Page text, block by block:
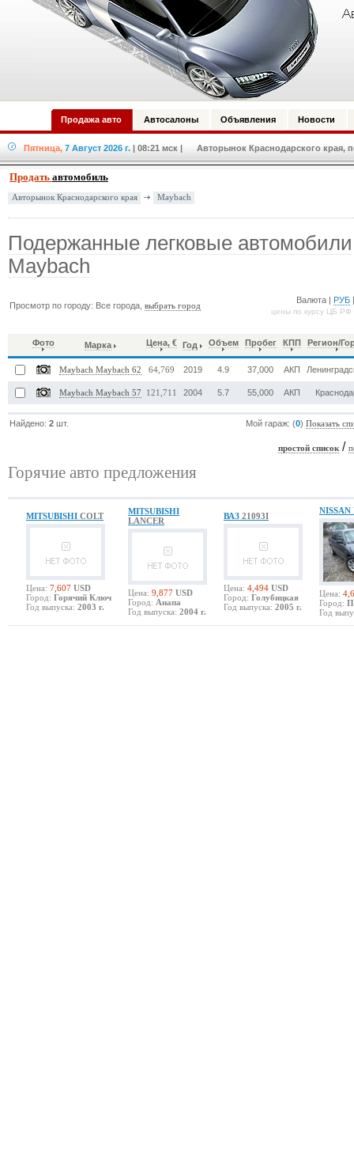
Продажа авто Автосалоны Объявления Новости
Пятница, 7 Август 2026 г. | 08:21 мск | Авторынок Краснодарского края,
Продать автомобиль
Авторынок Краснодарского края Maybach
Подержанные легковые автомобили
Maybach
Просмотр по городу: Все города,выбрать город
Валюта | РУБ
цены по курсу ЦБ РФ
Фото Марка Цена, € Год Объем Пробег КПП Регион/
Maybach Maybach 62 64,769 2019 4.9 37,000 АКП
Maybach Maybach 57 121,711 2004 5.7 55,000 АКП
Найдено:2 шт. Мой гараж: (0)Показать
простой список/
Горячие авто предложения
MITSUBISHI COLT
Цена: 7,607 USD
Город: Горячий Ключ
Год выпуска: 2003 г.
MITSUBISHI
LANCER
Цена: 9,877 USD
Город: Анапа
Год выпуска: 2004 г.
ВАЗ 21093I
Цена: 4,494 USD
Город: Голубицкая
Год выпуска: 2005 г.
NISSAN
Цена:
Город:
Год